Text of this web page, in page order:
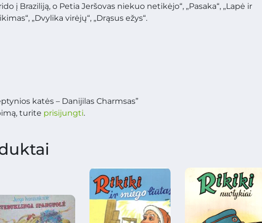
į Braziliją, o Petia Jeršovas niekuo netikėjo“, „Pasaka“, „Lapė ir
„Dvylika virėjų“, „Drąsus ežys“.
katės – Danijilas Charmsas”
turite prisijungti.